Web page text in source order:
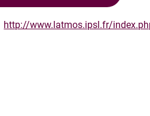
http://www.latmos.ipsl.fr/